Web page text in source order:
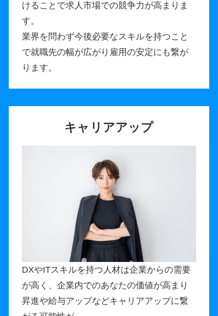
けることで求人市場での競争力が高まりま
す。
業界を問わず今後必要なスキルを持つこと
で就職先の幅が広がり雇用の安定にも繋が
ります。
キャリアアップ
DXやITスキルを持つ人材は企業からの需要
が高く、企業内でのあなたの価値が高まり
昇進や給与アップなどキャリアアップに繋